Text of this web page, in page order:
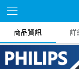
商品資訊 詳